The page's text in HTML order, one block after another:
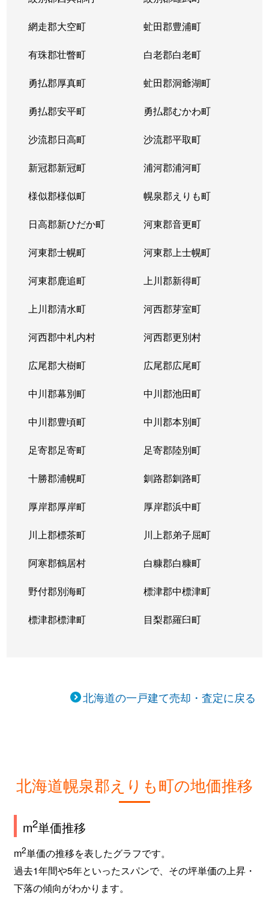
網走郡大空町 虻田郡豊浦町
有珠郡壮瞥町 白老郡白老町
勇払郡厚真町 虻田郡洞爺湖町
勇払郡安平町 勇払郡むかわ町
沙流郡日高町 沙流郡平取町
新冠郡新冠町 浦河郡浦河町
様似郡様似町 幌泉郡えりも町
日高郡新ひだか町 河東郡音更町
河東郡士幌町 河東郡上士幌町
河東郡鹿追町 上川郡新得町
上川郡清水町 河西郡芽室町
河西郡中札内村 河西郡更別村
広尾郡大樹町 広尾郡広尾町
中川郡幕別町 中川郡池田町
中川郡豊頃町 中川郡本別町
足寄郡足寄町 足寄郡陸別町
十勝郡浦幌町 釧路郡釧路町
厚岸郡厚岸町 厚岸郡浜中町
川上郡標茶町 川上郡弟子屈町
阿寒郡鶴居村 白糠郡白糠町
野付郡別海町 標津郡中標津町
標津郡標津町 目梨郡羅臼町
北海道の一戸建て売却・査定に戻る
北海道幌泉郡えりも町の地価推移
m2単価推移
m2単価の推移を表したグラフです。
過去1年間や5年といったスパンで、その坪単価の上昇・
下落の傾向がわかります。